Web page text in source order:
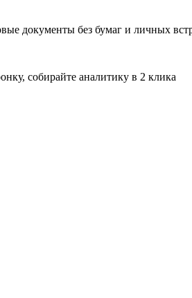
документы без бумаг и личных
собирайте аналитику в 2 клика